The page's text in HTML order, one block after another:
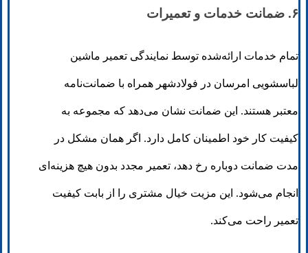
۶. ضمانت خدمات و تعمیرات
تمام خدمات ارائه‌شده توسط نمایندگی تعمیر ماشین
لباسشویی امرسان در فولادشهر همراه با ضمانت‌نامه
معتبر هستند. این ضمانت نشان می‌دهد که مجموعه به
کیفیت کار خود اطمینان کامل دارد. اگر همان مشکل در
مدت ضمانت دوباره رخ دهد، تعمیر مجدد بدون هیچ هزینه‌ای
انجام می‌شود. این مزیت خیال مشتری را از بابت کیفیت
تعمیر راحت می‌کند.